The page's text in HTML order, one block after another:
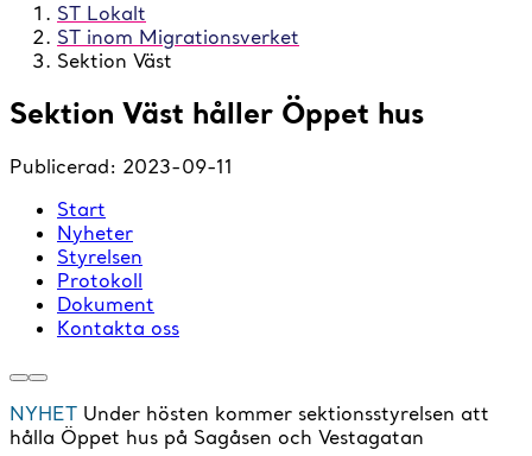
ST Lokalt
ST inom Migrationsverket
Sektion Väst
Sektion Väst håller Öppet hus
Publicerad: 2023-09-11
Start
Nyheter
Styrelsen
Protokoll
Dokument
Kontakta oss
NYHET Under hösten kommer sektionsstyrelsen att
hålla Öppet hus på Sagåsen och Vestagatan